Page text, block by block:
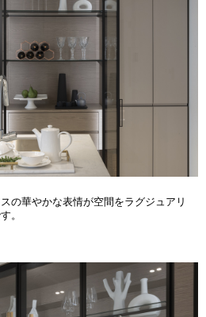
の華やかな表情が空間をラグジュアリ
。